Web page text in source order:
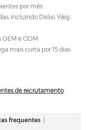
por mês.
incluindo Delixi, Weg,
e ODM.
mais curta por 15 dias.
de recrutamento
frequentes